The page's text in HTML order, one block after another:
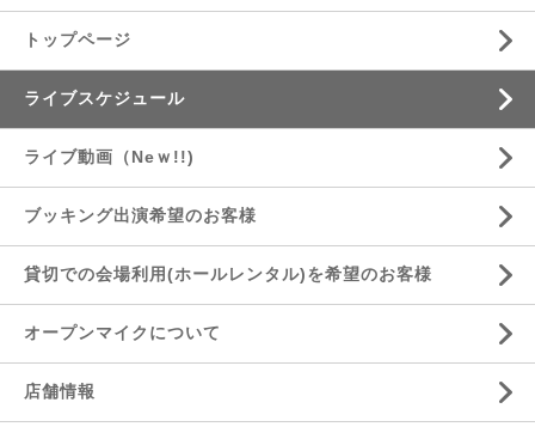
トップページ
ライブスケジュール
ライブ動画（Neｗ!!)
ブッキング出演希望のお客様
貸切での会場利用(ホールレンタル)を希望のお客様
オープンマイクについて
店舗情報